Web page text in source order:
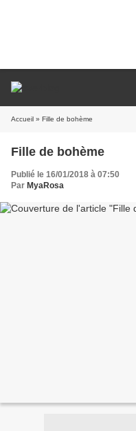
Accueil » Fille de bohème
Fille de bohème
Publié le 16/01/2018 à 07:50
Par MyaRosa